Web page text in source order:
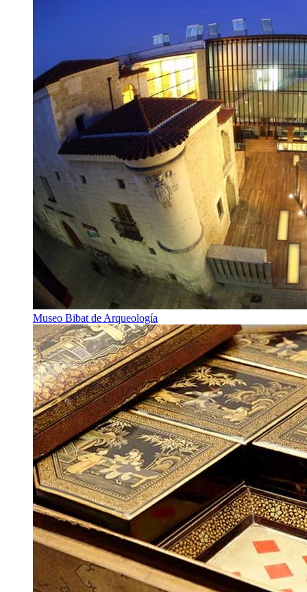
Museo Bibat de Arqueología